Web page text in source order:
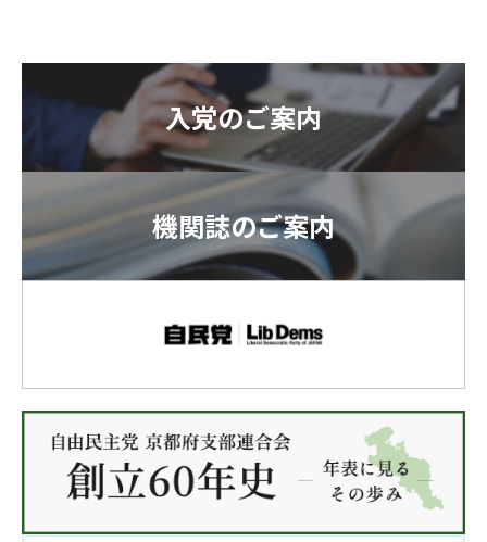
入党のご案内
機関誌のご案内